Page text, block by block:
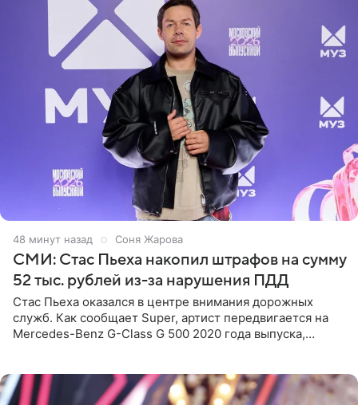
48 минут назад Соня Жарова
СМИ: Стас Пьеха накопил штрафов на сумму
52 тыс. рублей из-за нарушения ПДД
Стас Пьеха оказался в центре внимания дорожных
служб. Как сообщает Super, артист передвигается на
Mercedes-Benz G-Class G 500 2020 года выпуска,